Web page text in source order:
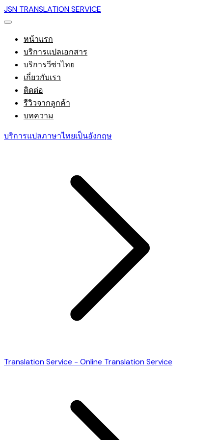
JSN TRANSLATION SERVICE
หน้าแรก
บริการแปลเอกสาร
บริการวีซ่าไทย
เกี่ยวกับเรา
ติดต่อ
รีวิวจากลูกค้า
บทความ
บริการแปลภาษาไทยเป็นอังกฤษ
Translation Service - Online Translation Service